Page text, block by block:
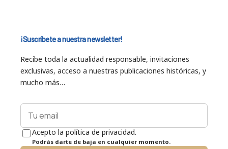
¡Suscríbete a nuestra newsletter!
Recibe toda la actualidad responsable, invitaciones
exclusivas, acceso a nuestras publicaciones históricas, y
mucho más…
Acepto la política de privacidad.
Podrás darte de baja en cualquier momento.